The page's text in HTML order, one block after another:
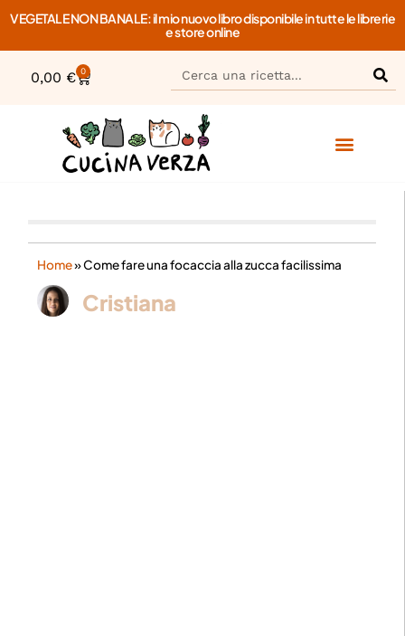
VEGETALE NON BANALE: il mio nuovo libro disponibile in tutte le librerie
e store online
0,00 € 0
Home»Come fare una focaccia alla zucca facilissima
Cristiana